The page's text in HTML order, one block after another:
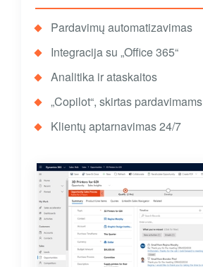
Pardavimų automatizavimas
Integracija su „Office 365“
Analitika ir ataskaitos
„Copilot“, skirtas pardavimams
Klientų aptarnavimas 24/7